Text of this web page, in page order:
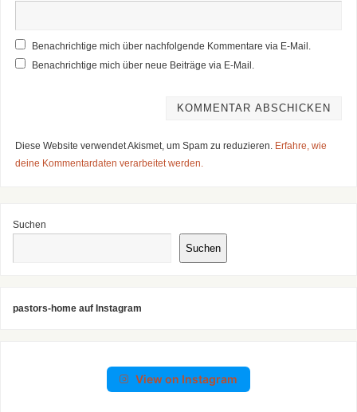
Benachrichtige mich über nachfolgende Kommentare via E-Mail.
Benachrichtige mich über neue Beiträge via E-Mail.
Diese Website verwendet Akismet, um Spam zu reduzieren.
Erfahre, wie
deine Kommentardaten verarbeitet werden.
Suchen
Suchen
pastors-home auf Instagram
View on Instagram